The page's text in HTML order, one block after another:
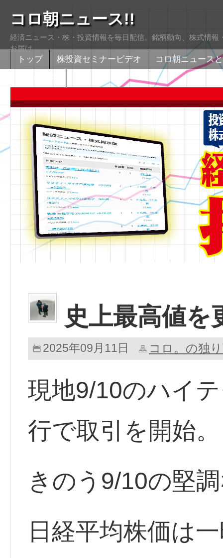
コロ朝ニュース!!
経済ニュース・株・投資情報を毎日配信。銘柄動向、株式情
お届け
トップ 株投資セミナービデオ
コロ朝ニュース
史上最高値を
2025年09月11日 コロ。の独
現地9/10のハイ
行で取引を開始。
きのう9/10の堅
日経平均株価は